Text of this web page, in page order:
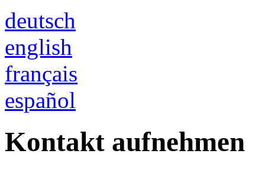
deutsch
english
français
español
Kontakt aufnehmen